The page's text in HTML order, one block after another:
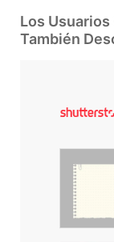
Los
También